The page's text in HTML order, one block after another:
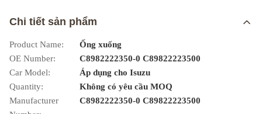
Chi tiết sản phẩm
Product Name:
Ống xuống
OE Number:
C8982222350-0 C89822223500
Car Model:
Áp dụng cho Isuzu
Quantity:
Không có yêu cầu MOQ
Manufacturer
C8982222350-0 C89822223500